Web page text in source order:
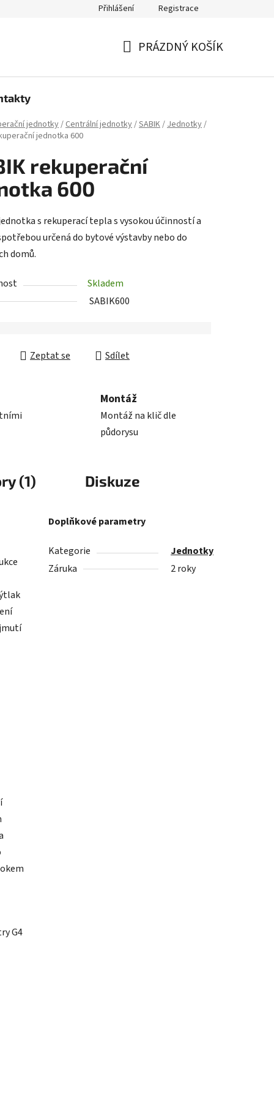
Přihlášení Registrace
PRÁZDNÝ KOŠÍK
jednotky/Centrální jednotky/SABIK/Jednotky/
jednotka 600
rekuperační
600
s rekuperací tepla s vysokou účinností a
určená do bytové výstavby nebo do
domů.
Skladem
SABIK600
Zeptat se Sdílet
Montáž
Montáž na klič dle
půdorysu
(1) Diskuze
G4
Doplňkové parametry
Kategorie
Jednotky
Záruka
2 roky